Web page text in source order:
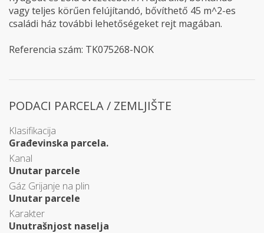
vagy teljes körűen felújítandó, bővíthető 45 m^2-es
családi ház további lehetőségeket rejt magában.
Referencia szám: TK075268-NOK
PODACI PARCELA / ZEMLJIŠTE
Klasifikacija
Građevinska parcela.
Kanal
Unutar parcele
Gáz Grijanje na plin
Unutar parcele
Karakter
Unutrašnjost naselja